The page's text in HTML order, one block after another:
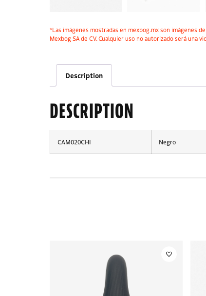
*Las imágenes mostradas en mexbog.mx son imágenes
Mexbog SA de CV. Cualquier uso no autorizado será una
Description
DESCRIPTION
CAM020CHI Negro